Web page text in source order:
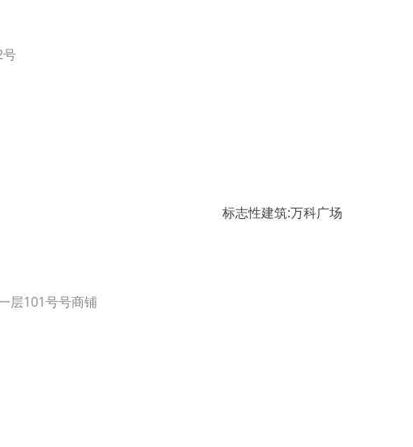
号
标志性建筑:万科广场
层101号号商铺